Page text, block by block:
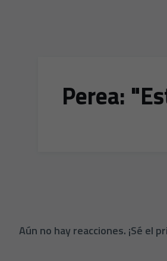
Perea:
Aún no hay reacciones. ¡Sé el